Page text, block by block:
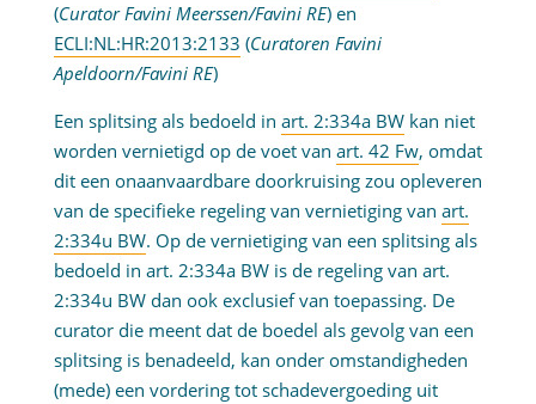
(Curator Favini Meerssen/Favini RE) en
ECLI:NL:HR:2013:2133 (Curatoren Favini
Apeldoorn/Favini RE)
Een splitsing als bedoeld in art. 2:334a BWkan niet
worden vernietigd op de voet van art. 42 Fw, omdat
dit een onaanvaardbare doorkruising zou opleveren
van de specifieke regeling van vernietiging van art.
2:334u BW. Op de vernietiging van een splitsing als
bedoeld in art. 2:334a BW is de regeling van art.
2:334u BW dan ook exclusief van toepassing. De
curator die meent dat de boedel als gevolg van een
splitsing is benadeeld, kan onder omstandigheden
(mede) een vordering tot schadevergoeding uit